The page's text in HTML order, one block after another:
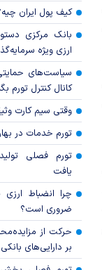
کیف پول ایران
بانک مرکزی
ارزی ویژه
سیاست‌های
کانال کنترل تورم
وقتی سیم کارت
تورم خدمات در بهار ۱۴۰۵ چقدر
تورم فصلی
یافت
چرا انضباط
ضروری است؟
حرکت از
بر دارایی‌های بانکی